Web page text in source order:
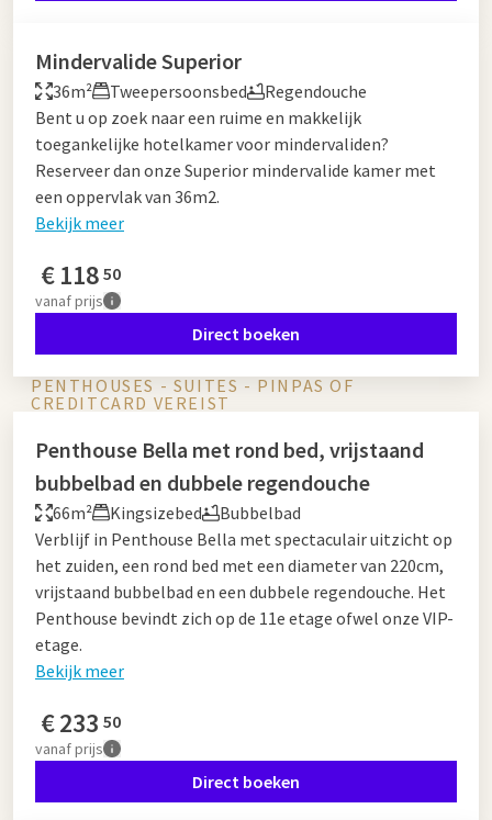
Mindervalide Superior
36m² Tweepersoonsbed
Regendouche
Bent u op zoek naar een ruime en makkelijk
toegankelijke hotelkamer voor mindervaliden?
Reserveer dan onze Superior mindervalide kamer met
een oppervlak van 36m2.
Bekijk meer
€118 50
vanafprijs
Direct boeken
PENTHOUSES - SUITES - PINPAS OF
CREDITCARD VEREIST
Penthouse Bella met rond bed, vrijstaand
bubbelbad en dubbele regendouche
66m² Kingsizebed
Bubbelbad
Verblijf in Penthouse Bella met spectaculair uitzicht op
het zuiden, een rond bed met een diameter van 220cm,
vrijstaand bubbelbad en een dubbele regendouche. Het
Penthouse bevindt zich op de 11e etage ofwel onze VIP-
etage.
Bekijk meer
€233 50
vanafprijs
Direct boeken